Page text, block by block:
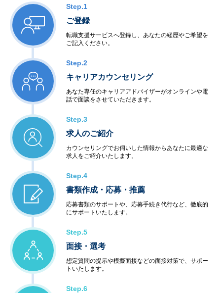
Step.1
ご登録
転職支援サービスへ登録し、あなたの経歴やご希望を
ご記入ください。
Step.2
キャリアカウンセリング
あなた専任のキャリアアドバイザーがオンラインや電
話で面談をさせていただきます。
Step.3
求人のご紹介
カウンセリングでお伺いした情報からあなたに最適な
求人をご紹介いたします。
Step.4
書類作成・応募・推薦
応募書類のサポートや、応募手続き代行など、徹底的
にサポートいたします。
Step.5
面接・選考
想定質問の提示や模擬面接などの面接対策で、サポー
トいたします。
Step.6